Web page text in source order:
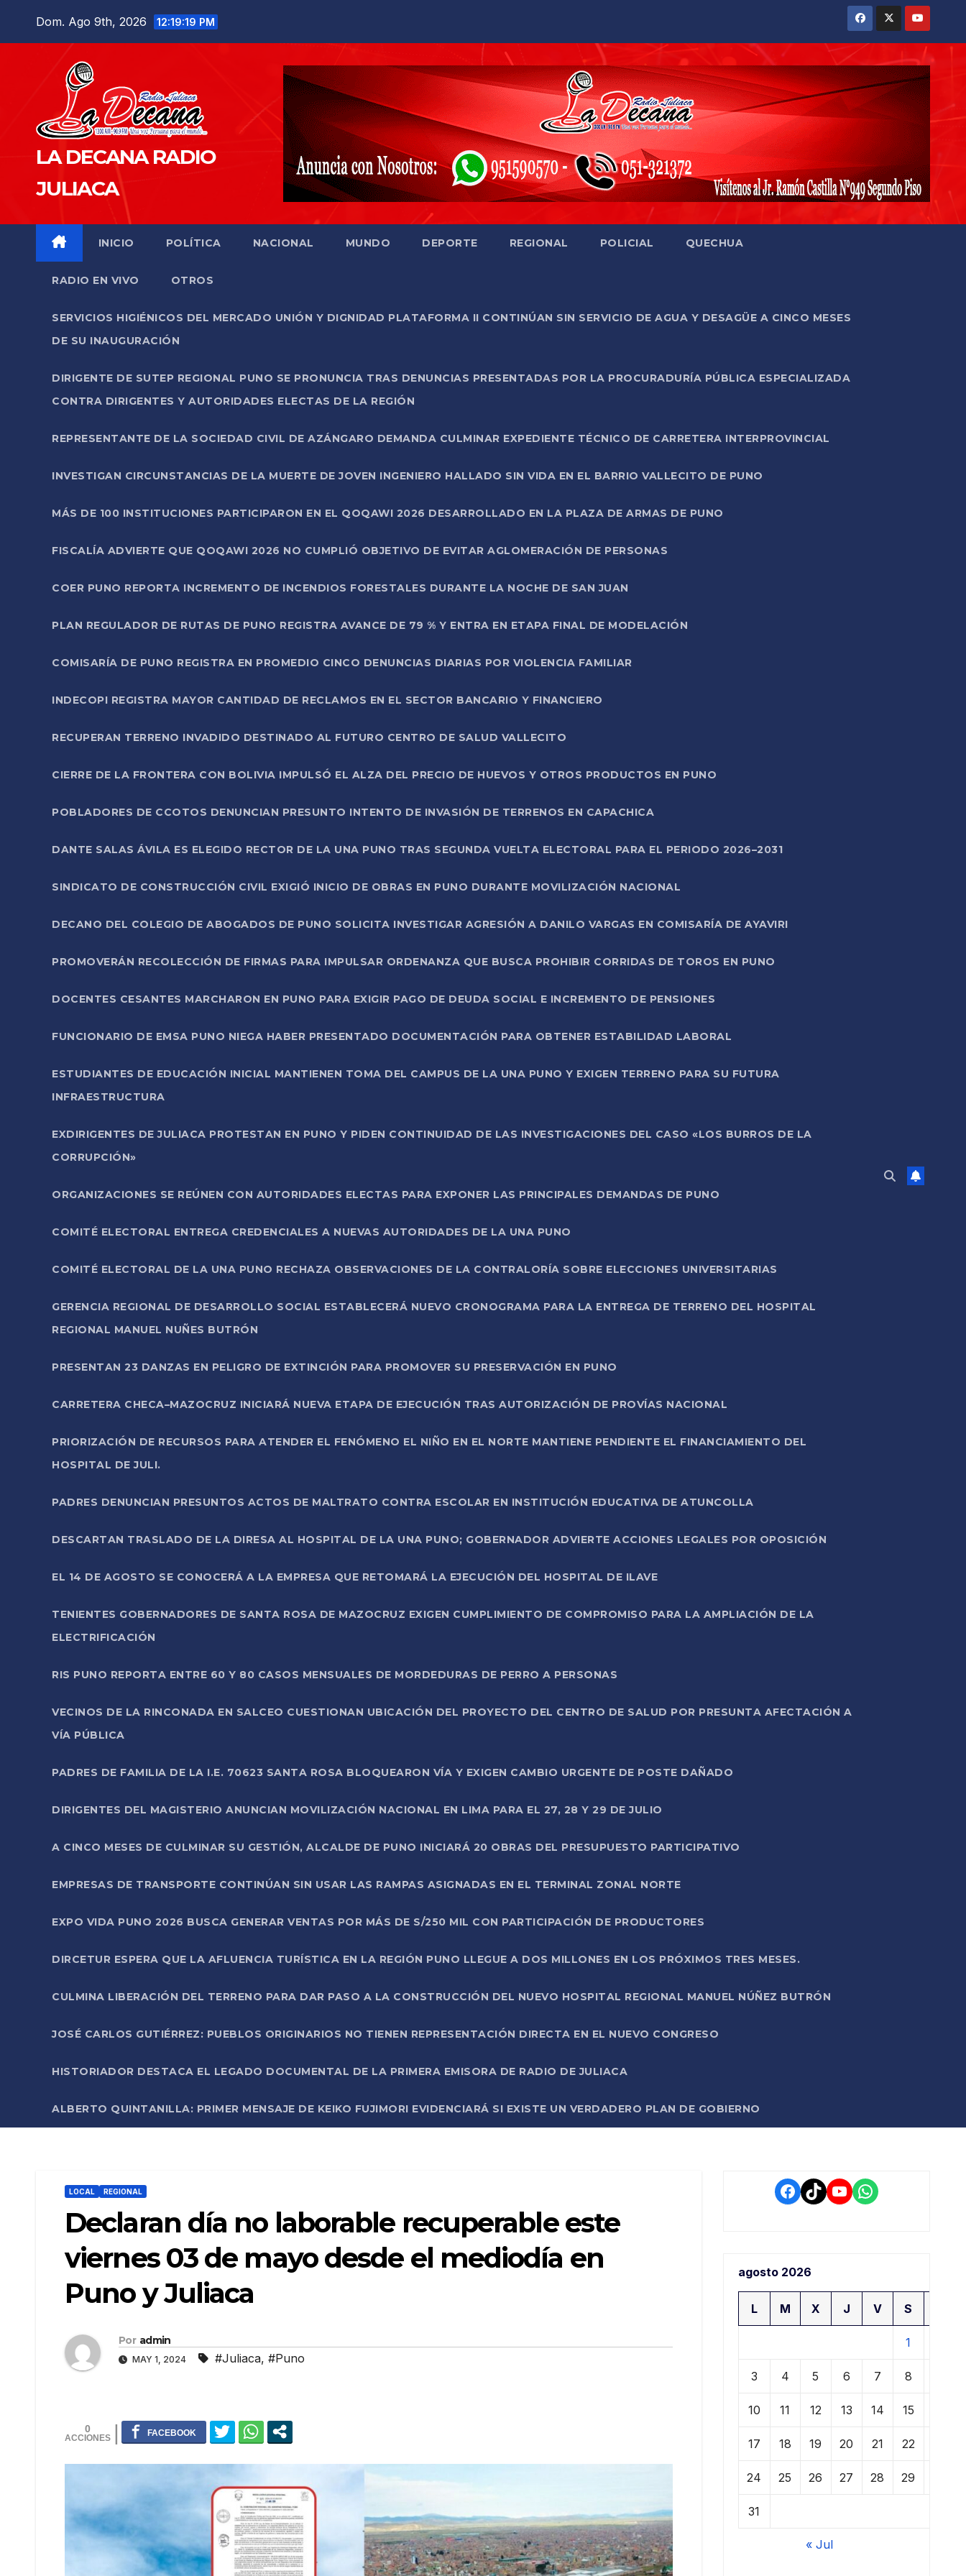
Dom. Ago 9th, 2026 12:19:20 PM
LA DECANA RADIO
JULIACA
INICIO POLÍTICA NACIONAL MUNDO DEPORTE REGIONAL POLICIAL QUECHUA
RADIO EN VIVO OTROS
SERVICIOS HIGIÉNICOS DEL MERCADO UNIÓN Y DIGNIDAD PLATAFORMA II CONTINÚAN SIN SERVICIO DE AGUA Y DESAGÜE A CINCO MESES
DE SU INAUGURACIÓN
DIRIGENTE DE SUTEP REGIONAL PUNO SE PRONUNCIA TRAS DENUNCIAS PRESENTADAS POR LA PROCURADURÍA PÚBLICA ESPECIALIZADA
CONTRA DIRIGENTES Y AUTORIDADES ELECTAS DE LA REGIÓN
REPRESENTANTE DE LA SOCIEDAD CIVIL DE AZÁNGARO DEMANDA CULMINAR EXPEDIENTE TÉCNICO DE CARRETERA INTERPROVINCIAL
INVESTIGAN CIRCUNSTANCIAS DE LA MUERTE DE JOVEN INGENIERO HALLADO SIN VIDA EN EL BARRIO VALLECITO DE PUNO
MÁS DE 100 INSTITUCIONES PARTICIPARON EN EL QOQAWI 2026 DESARROLLADO EN LA PLAZA DE ARMAS DE PUNO
FISCALÍA ADVIERTE QUE QOQAWI 2026 NO CUMPLIÓ OBJETIVO DE EVITAR AGLOMERACIÓN DE PERSONAS
COER PUNO REPORTA INCREMENTO DE INCENDIOS FORESTALES DURANTE LA NOCHE DE SAN JUAN
PLAN REGULADOR DE RUTAS DE PUNO REGISTRA AVANCE DE 79 % Y ENTRA EN ETAPA FINAL DE MODELACIÓN
COMISARÍA DE PUNO REGISTRA EN PROMEDIO CINCO DENUNCIAS DIARIAS POR VIOLENCIA FAMILIAR
INDECOPI REGISTRA MAYOR CANTIDAD DE RECLAMOS EN EL SECTOR BANCARIO Y FINANCIERO
RECUPERAN TERRENO INVADIDO DESTINADO AL FUTURO CENTRO DE SALUD VALLECITO
CIERRE DE LA FRONTERA CON BOLIVIA IMPULSÓ EL ALZA DEL PRECIO DE HUEVOS Y OTROS PRODUCTOS EN PUNO
POBLADORES DE CCOTOS DENUNCIAN PRESUNTO INTENTO DE INVASIÓN DE TERRENOS EN CAPACHICA
DANTE SALAS ÁVILA ES ELEGIDO RECTOR DE LA UNA PUNO TRAS SEGUNDA VUELTA ELECTORAL PARA EL PERIODO 2026–2031
SINDICATO DE CONSTRUCCIÓN CIVIL EXIGIÓ INICIO DE OBRAS EN PUNO DURANTE MOVILIZACIÓN NACIONAL
DECANO DEL COLEGIO DE ABOGADOS DE PUNO SOLICITA INVESTIGAR AGRESIÓN A DANILO VARGAS EN COMISARÍA DE AYAVIRI
PROMOVERÁN RECOLECCIÓN DE FIRMAS PARA IMPULSAR ORDENANZA QUE BUSCA PROHIBIR CORRIDAS DE TOROS EN PUNO
DOCENTES CESANTES MARCHARON EN PUNO PARA EXIGIR PAGO DE DEUDA SOCIAL E INCREMENTO DE PENSIONES
FUNCIONARIO DE EMSA PUNO NIEGA HABER PRESENTADO DOCUMENTACIÓN PARA OBTENER ESTABILIDAD LABORAL
ESTUDIANTES DE EDUCACIÓN INICIAL MANTIENEN TOMA DEL CAMPUS DE LA UNA PUNO Y EXIGEN TERRENO PARA SU FUTURA
INFRAESTRUCTURA
EXDIRIGENTES DE JULIACA PROTESTAN EN PUNO Y PIDEN CONTINUIDAD DE LAS INVESTIGACIONES DEL CASO «LOS BURROS DE LA
CORRUPCIÓN»
ORGANIZACIONES SE REÚNEN CON AUTORIDADES ELECTAS PARA EXPONER LAS PRINCIPALES DEMANDAS DE PUNO
COMITÉ ELECTORAL ENTREGA CREDENCIALES A NUEVAS AUTORIDADES DE LA UNA PUNO
COMITÉ ELECTORAL DE LA UNA PUNO RECHAZA OBSERVACIONES DE LA CONTRALORÍA SOBRE ELECCIONES UNIVERSITARIAS
GERENCIA REGIONAL DE DESARROLLO SOCIAL ESTABLECERÁ NUEVO CRONOGRAMA PARA LA ENTREGA DE TERRENO DEL HOSPITAL
REGIONAL MANUEL NUÑES BUTRÓN
PRESENTAN 23 DANZAS EN PELIGRO DE EXTINCIÓN PARA PROMOVER SU PRESERVACIÓN EN PUNO
CARRETERA CHECA–MAZOCRUZ INICIARÁ NUEVA ETAPA DE EJECUCIÓN TRAS AUTORIZACIÓN DE PROVÍAS NACIONAL
PRIORIZACIÓN DE RECURSOS PARA ATENDER EL FENÓMENO EL NIÑO EN EL NORTE MANTIENE PENDIENTE EL FINANCIAMIENTO DEL
HOSPITAL DE JULI.
PADRES DENUNCIAN PRESUNTOS ACTOS DE MALTRATO CONTRA ESCOLAR EN INSTITUCIÓN EDUCATIVA DE ATUNCOLLA
DESCARTAN TRASLADO DE LA DIRESA AL HOSPITAL DE LA UNA PUNO; GOBERNADOR ADVIERTE ACCIONES LEGALES POR OPOSICIÓN
EL 14 DE AGOSTO SE CONOCERÁ A LA EMPRESA QUE RETOMARÁ LA EJECUCIÓN DEL HOSPITAL DE ILAVE
TENIENTES GOBERNADORES DE SANTA ROSA DE MAZOCRUZ EXIGEN CUMPLIMIENTO DE COMPROMISO PARA LA AMPLIACIÓN DE LA
ELECTRIFICACIÓN
RIS PUNO REPORTA ENTRE 60 Y 80 CASOS MENSUALES DE MORDEDURAS DE PERRO A PERSONAS
VECINOS DE LA RINCONADA EN SALCEO CUESTIONAN UBICACIÓN DEL PROYECTO DEL CENTRO DE SALUD POR PRESUNTA AFECTACIÓN A
VÍA PÚBLICA
PADRES DE FAMILIA DE LA I.E. 70623 SANTA ROSA BLOQUEARON VÍA Y EXIGEN CAMBIO URGENTE DE POSTE DAÑADO
DIRIGENTES DEL MAGISTERIO ANUNCIAN MOVILIZACIÓN NACIONAL EN LIMA PARA EL 27, 28 Y 29 DE JULIO
A CINCO MESES DE CULMINAR SU GESTIÓN, ALCALDE DE PUNO INICIARÁ 20 OBRAS DEL PRESUPUESTO PARTICIPATIVO
EMPRESAS DE TRANSPORTE CONTINÚAN SIN USAR LAS RAMPAS ASIGNADAS EN EL TERMINAL ZONAL NORTE
EXPO VIDA PUNO 2026 BUSCA GENERAR VENTAS POR MÁS DE S/250 MIL CON PARTICIPACIÓN DE PRODUCTORES
DIRCETUR ESPERA QUE LA AFLUENCIA TURÍSTICA EN LA REGIÓN PUNO LLEGUE A DOS MILLONES EN LOS PRÓXIMOS TRES MESES.
CULMINA LIBERACIÓN DEL TERRENO PARA DAR PASO A LA CONSTRUCCIÓN DEL NUEVO HOSPITAL REGIONAL MANUEL NÚÑEZ BUTRÓN
JOSÉ CARLOS GUTIÉRREZ: PUEBLOS ORIGINARIOS NO TIENEN REPRESENTACIÓN DIRECTA EN EL NUEVO CONGRESO
HISTORIADOR DESTACA EL LEGADO DOCUMENTAL DE LA PRIMERA EMISORA DE RADIO DE JULIACA
ALBERTO QUINTANILLA: PRIMER MENSAJE DE KEIKO FUJIMORI EVIDENCIARÁ SI EXISTE UN VERDADERO PLAN DE GOBIERNO
LOCAL REGIONAL
Declaran día no laborable recuperable este
viernes 03 de mayo desde el mediodía en
Puno y Juliaca
Por admin
MAY 1, 2024 #Juliaca, #Puno
0
Facebook
TikTokYouTube
WhatsApp
agosto 2026
L M X J V S
1
3 4 5 6 7 8
10 11 12 13 14 15
17 18 19 20 21 22
24 25 26 27 28 29
31
« Jul